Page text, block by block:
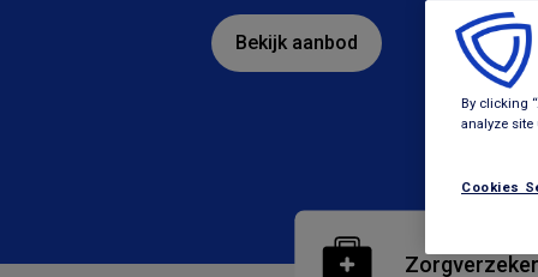
Bekijk aanbod
By clicking
analyze
Cookies